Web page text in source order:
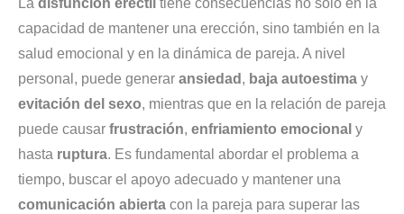
La disfunción eréctil tiene consecuencias no solo en la
capacidad de mantener una erección, sino también en la
salud emocional y en la dinámica de pareja. A nivel
personal, puede generar ansiedad , baja autoestima y
evitación del sexo, mientras que en la relación de pareja
puede causar frustración, enfriamiento emocional y
hasta ruptura. Es fundamental abordar el problema a
tiempo, buscar el apoyo adecuado y mantener una
comunicación abierta con la pareja para superar las